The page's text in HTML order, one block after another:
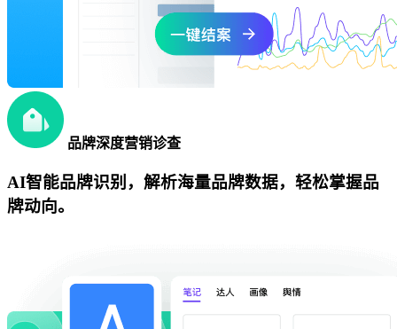
品牌深度营销诊查
AI智能品牌识别，解析海量品牌数据，轻松掌握品
牌动向。